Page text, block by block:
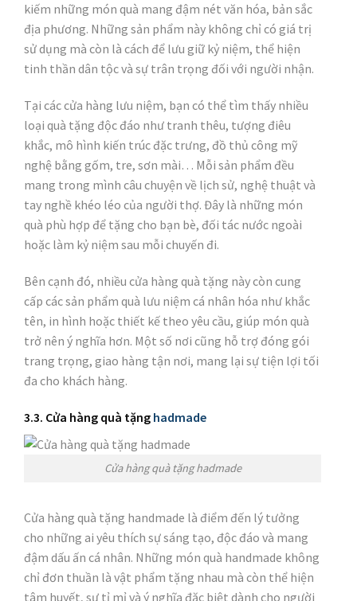
kiếm những món quà mang đậm nét văn hóa, bản sắc
địa phương. Những sản phẩm này không chỉ có giá trị
sử dụng mà còn là cách để lưu giữ kỷ niệm, thể hiện
tinh thần dân tộc và sự trân trọng đối với người nhận.
Tại các cửa hàng lưu niệm, bạn có thể tìm thấy nhiều
loại quà tặng độc đáo như tranh thêu, tượng điêu
khắc, mô hình kiến trúc đặc trưng, đồ thủ công mỹ
nghệ bằng gốm, tre, sơn mài… Mỗi sản phẩm đều
mang trong mình câu chuyện về lịch sử, nghệ thuật và
tay nghề khéo léo của người thợ. Đây là những món
quà phù hợp để tặng cho bạn bè, đối tác nước ngoài
hoặc làm kỷ niệm sau mỗi chuyến đi.
Bên cạnh đó, nhiều cửa hàng quà tặng này còn cung
cấp các sản phẩm quà lưu niệm cá nhân hóa như khắc
tên, in hình hoặc thiết kế theo yêu cầu, giúp món quà
trở nên ý nghĩa hơn. Một số nơi cũng hỗ trợ đóng gói
trang trọng, giao hàng tận nơi, mang lại sự tiện lợi tối
đa cho khách hàng.
3.3. Cửa hàng quà tặng hadmade
Cửa hàng quà tặng hadmade
Cửa hàng quà tặng handmade là điểm đến lý tưởng
cho những ai yêu thích sự sáng tạo, độc đáo và mang
đậm dấu ấn cá nhân. Những món quà handmade không
chỉ đơn thuần là vật phẩm tặng nhau mà còn thể hiện
tâm huyết, sự tỉ mỉ và ý nghĩa đặc biệt dành cho người